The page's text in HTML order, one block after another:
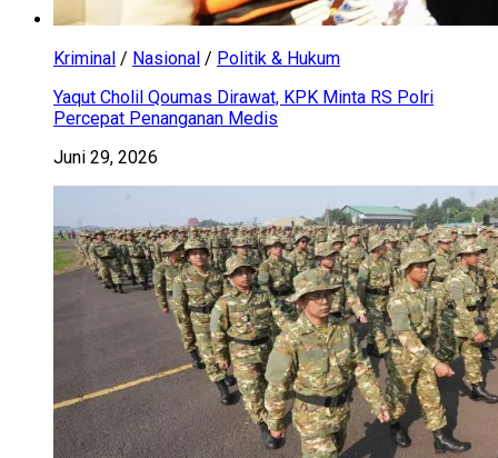
Kriminal / Nasional / Politik & Hukum
Yaqut Cholil Qoumas Dirawat, KPK Minta RS Polri
Percepat Penanganan Medis
Juni 29, 2026